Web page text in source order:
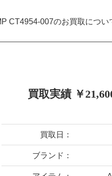
CT4954-007のお買取につい
買取実績 ￥
買取日：
ブランド：